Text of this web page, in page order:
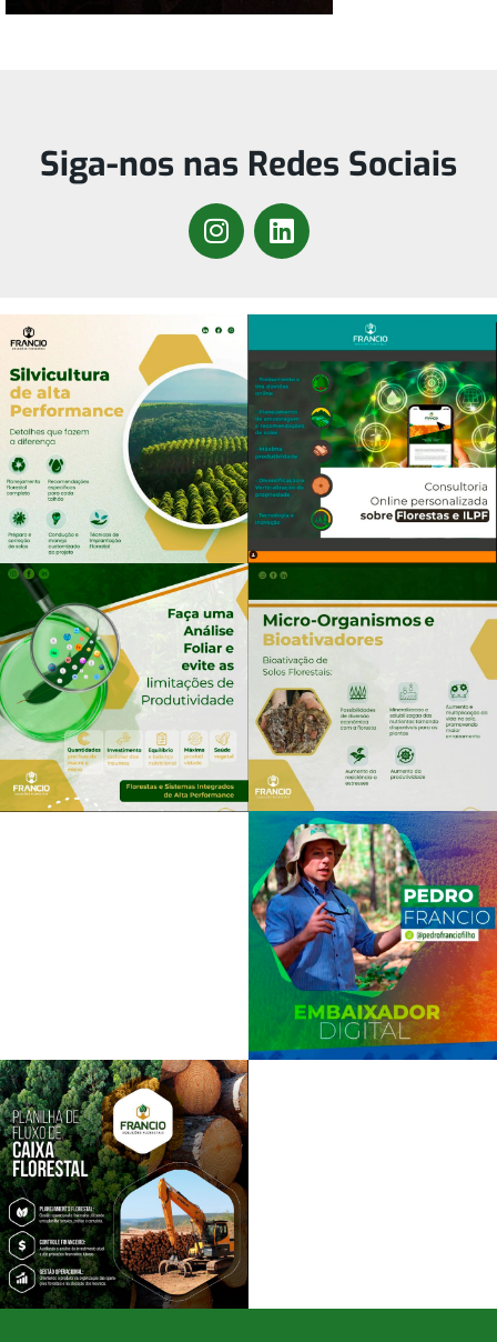
Siga-nos nas Redes Sociais